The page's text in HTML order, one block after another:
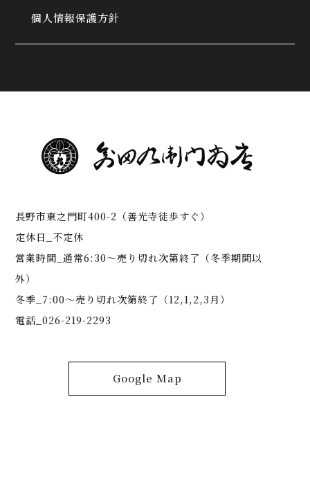
個人情報保護方針
長野市東之門町400-2（善光寺徒歩すぐ）
定休日_不定休
営業時間_通常6:30～売り切れ次第終了（冬季期間以
外）
冬季_7:00～売り切れ次第終了（12,1,2,3月）
電話_026-219-2293
Google Map